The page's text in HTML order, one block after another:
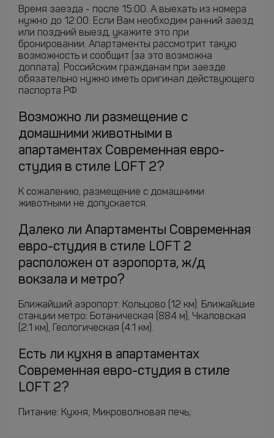
Время заезда - после 15:00. А выехать из номера
нужно до 12:00. Если Вам необходим ранний заезд
или поздний выезд, укажите это при
бронировании. Апартаменты рассмотрит такую
возможность и сообщит (за это возможна
доплата). Российским гражданам при заезде
обязательно нужно иметь оригинал действующего
паспорта РФ.
Возможно ли размещение с
домашними животными в
апартаментах Современная евро-
студия в стиле LOFT 2?
К сожалению, размещение с домашними
животными не допускается.
Далеко ли Апартаменты Современная
евро-студия в стиле LOFT 2
расположен от аэропорта, ж/д
вокзала и метро?
Ближайший аэропорт: Кольцово (12 км). Ближайшие
станции метро: Ботаническая (884 м), Чкаловская
(2.1 км), Геологическая (4.1 км).
Есть ли кухня в апартаментах
Современная евро-студия в стиле
LOFT 2?
Питание: Кухня; Микроволновая печь;